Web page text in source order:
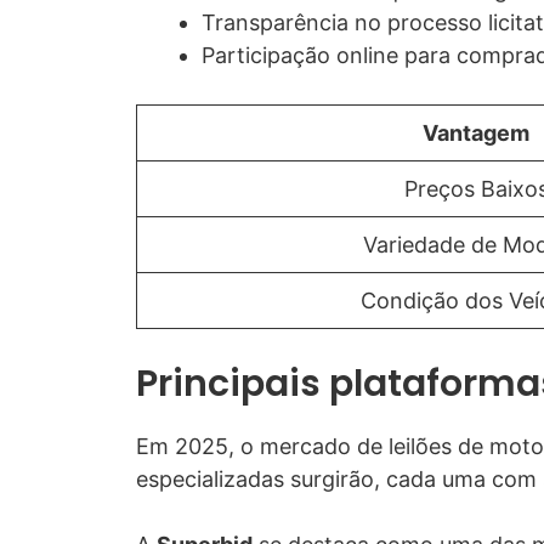
Transparência no processo
Participação online para
Vantagem
Preços
Variedade de
Condição dos
Principais
Em 2025, o mercado de leilões de
especializadas surgirão, cada uma